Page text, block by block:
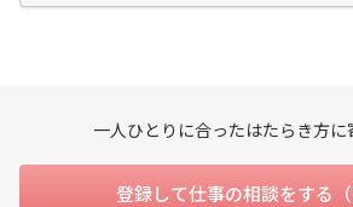
一人ひとりに合ったはたらき方に
登録して仕事の相談をする（